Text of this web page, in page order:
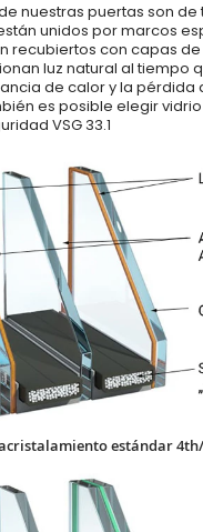
nuestras puertas son de
unidos por marcos
recubiertos con capas
luz natural al tiempo
de calor y la pérdida
es posible elegir
VSG 33.1
estándar